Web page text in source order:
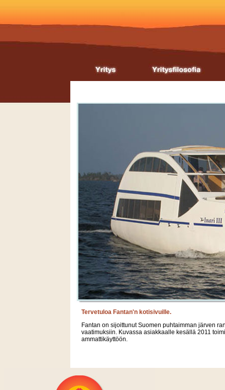
Tervetuloa Fantan'n kotisivuille.
Fantan on sijoittunut Suomen puhtaimman järven
vaatimuksiin. Kuvassa asiakkaalle kesällä 2011
ammattikäyttöön.